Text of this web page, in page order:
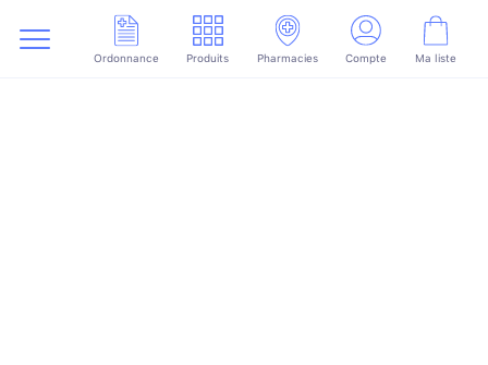
Ordonnance Produits Pharmacies Compte Ma liste